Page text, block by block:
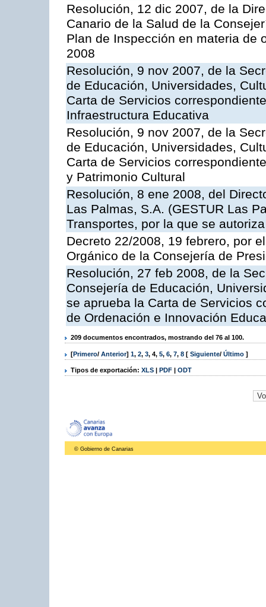
Resolución, 12 dic 2007, de la
Canario de la Salud de la
Plan de Inspección en materia de
2008
Resolución, 9 nov 2007, de la
de Educación, Universidades,
Carta de Servicios
Infraestructura Educativa
Resolución, 9 nov 2007, de la
de Educación, Universidades,
Carta de Servicios
y Patrimonio Cultural
Resolución, 8 ene 2008, del
Las Palmas, S.A. (GESTUR Las
Transportes, por la que se
Decreto 22/2008, 19 febrero, por
Orgánico de la Consejería de
Resolución, 27 feb 2008, de la
Consejería de Educación,
se aprueba la Carta de Servicios
de Ordenación e Innovación
209 documentos encontrados, mostrando del 76 al 100.
[Primero/ Anterior] 1, 2, 3, 4, 5, 6, 7, 8 [ Siguiente/ Último ]
Tipos de exportación: XLS | PDF | ODT
© Gobierno de Canarias